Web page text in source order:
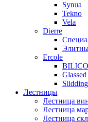
Synua
Tekno
Vela
Dierre
Ercole
Лестницы
Лестница
Лестница
Лестница